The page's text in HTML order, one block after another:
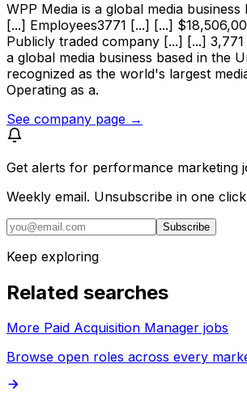
WPP Media is a global media business
[...] Employees3771 [...] [...]
Publicly traded company [...] [...] 3,771
a global media business based in the
recognized as the world's largest
Operating as a.
See company page →
Get alerts for performance marketing
Weekly email. Unsubscribe in one
Subscribe
Keep exploring
Related searches
More Paid Acquisition Manager jobs
Browse open roles across every